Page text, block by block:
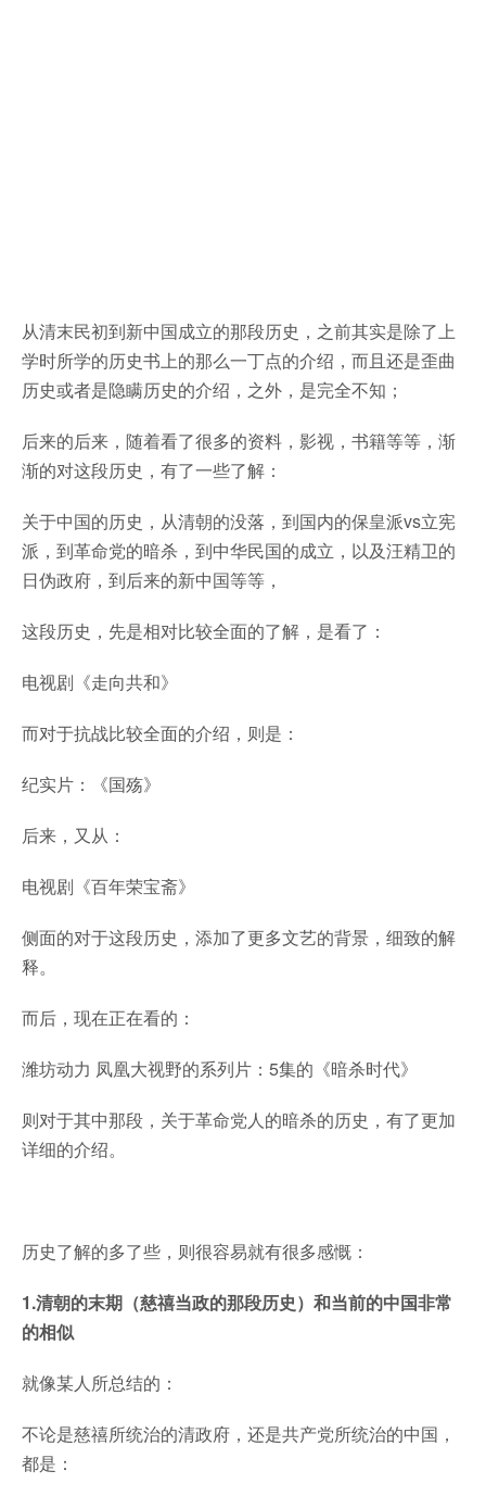
从清末民初到新中国成立的那段历史，之前其实是除了上
学时所学的历史书上的那么一丁点的介绍，而且还是歪曲
历史或者是隐瞒历史的介绍，之外，是完全不知；
后来的后来，随着看了很多的资料，影视，书籍等等，渐
渐的对这段历史，有了一些了解：
关于中国的历史，从清朝的没落，到国内的保皇派vs立宪
派，到革命党的暗杀，到中华民国的成立，以及汪精卫的
日伪政府，到后来的新中国等等，
这段历史，先是相对比较全面的了解，是看了：
电视剧《走向共和》
而对于抗战比较全面的介绍，则是：
纪实片：《国殇》
后来，又从：
电视剧《百年荣宝斋》
侧面的对于这段历史，添加了更多文艺的背景，细致的解
释。
而后，现在正在看的：
潍坊动力 凤凰大视野的系列片：5集的《暗杀时代》
则对于其中那段，关于革命党人的暗杀的历史，有了更加
详细的介绍。
历史了解的多了些，则很容易就有很多感慨：
1.清朝的末期（慈禧当政的那段历史）和当前的中国非常
的相似
就像某人所总结的：
不论是慈禧所统治的清政府，还是共产党所统治的中国，
都是：